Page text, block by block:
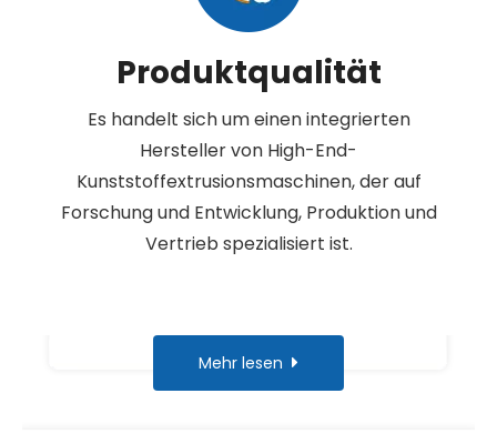
Produktqualität
Es handelt sich um einen integrierten
Hersteller von High-End-
Kunststoffextrusionsmaschinen, der auf
Forschung und Entwicklung, Produktion und
Vertrieb spezialisiert ist.
Mehr lesen